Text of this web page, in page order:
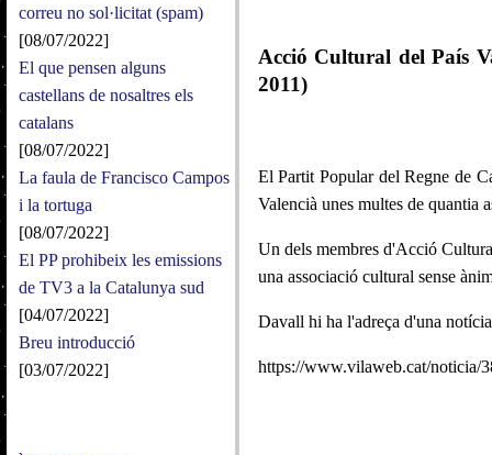
correu no sol·licitat (spam)
[08/07/2022]
El que pensen alguns
castellans de nosaltres els
catalans
[08/07/2022]
La faula de Francisco Campos
i la tortuga
[08/07/2022]
El PP prohibeix les emissions
de TV3 a la Catalunya sud
[04/07/2022]
Breu introducció
[03/07/2022]
Acció Cultural del País
2011)
El Partit Popular del Regne de
Valencià unes multes de quantia
Un dels membres d'Acció
una associació cultural sense
Davall hi ha l'adreça d'una
https://www.vilaweb.cat/noticia/